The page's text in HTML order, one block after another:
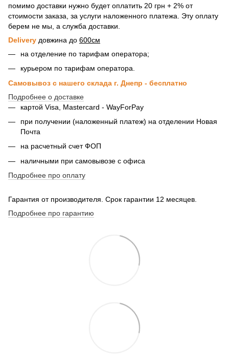
помимо доставки нужно будет оплатить 20 грн + 2% от
стоимости заказа, за услуги наложенного платежа. Эту оплату
берем не мы, а служба доставки.
Delivery довжина до 600см
на отделение по тарифам оператора;
курьером по тарифам оператора.
Самовывоз с нашего склада г. Днепр - бесплатно
Подробнее о доставке
картой Visa, Mastercard - WayForPay
при получении (наложенный платеж) на отделении Новая
Почта
на расчетный счет ФОП
наличными при самовывозе с офиса
Подробнее про оплату
Гарантия от производителя. Срок гарантии 12 месяцев.
Подробнее про гарантию